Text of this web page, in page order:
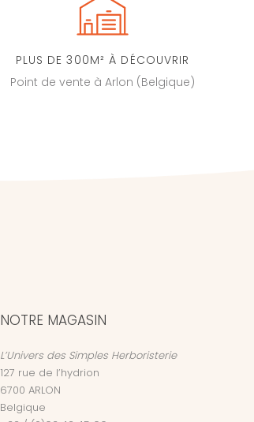
PLUS DE 300M² À DÉCOUVRIR
Point de vente à Arlon (Belgique)
NOTRE MAGASIN
L’Univers des Simples Herboristerie
127 rue de l’hydrion
6700 ARLON
Belgique